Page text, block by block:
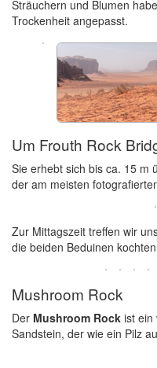
Sträuchern und Blumen
Trockenheit angepasst.
Um Frouth Rock
Sie erhebt sich bis ca. 15 m
der am meisten
Zur Mittagszeit treffen wir
die beiden Beduinen
Mushroom Rock
Der Mushroom Rock ist ein
Sandstein, der wie ein Pilz